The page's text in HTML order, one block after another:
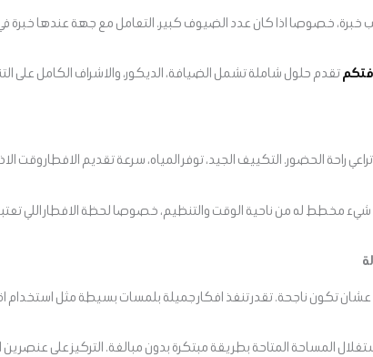
خبرة، خصوصا اذا كان عدد الضيوف كبير. التعامل مع جهة عندها خبرة
تقدم حلول شاملة تشمل الضيافة، الديكور، والاشراف الكامل على
راحة الحضور. التكييف الجيد، توفر المياه، سرعة تقديم الافطار وقت
مخطط له من ناحية الوقت والتنظيم، خصوصا لحظة الافطار اللي
تكون ناجحة. تقدر تنفذ افكار جميلة بلمسات بسيطة مثل استخدام
المساحة المتاحة بطريقة مبتكرة بدون مبالغة. التركيز على